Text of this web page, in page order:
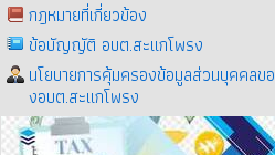
กฎหมายที่เกี่ยวข้อง
ข้อบัญญัติ อบต.สะแกโพรง
นโยบายการคุ้มครองข้อมูลส่วนบุคคลขอ
งอบต.สะแกโพรง